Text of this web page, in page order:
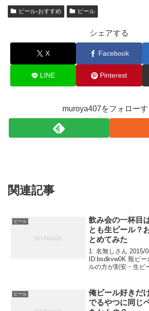
er n
e
o
e
ビール-おすすめ ビール
シェアする
X Facebook
LINE Pinterest
muroya407をフォローす
関連記事
ビール
飲み会の一杯目
とも生ビール？
とめてみた
1: 名無しさん 2015/
ID:bsdkvw0K 瓶ビ
ルの方が割安・生ビ
飲む人が早くビ...
ビール
俺ビール好きだ
でるやつに同じ